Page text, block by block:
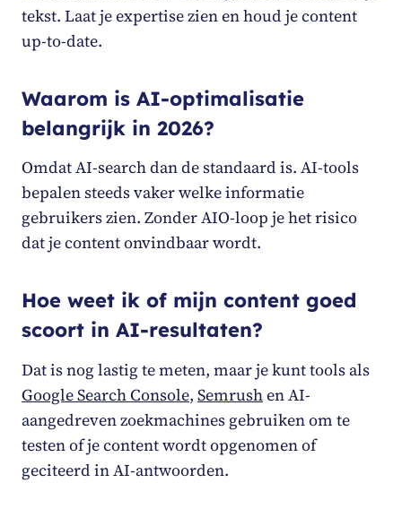
tekst. Laat je expertise zien en houd je content
up-to-date.
Waarom is AI-optimalisatie
belangrijk in 2026?
Omdat AI-search dan de standaard is. AI-tools
bepalen steeds vaker welke informatie
gebruikers zien. Zonder AIO-loop je het risico
dat je content onvindbaar wordt.
Hoe weet ik of mijn content goed
scoort in AI-resultaten?
Dat is nog lastig te meten, maar je kunt tools als
Google Search Console, Semrushen AI-
aangedreven zoekmachines gebruiken om te
testen of je content wordt opgenomen of
geciteerd in AI-antwoorden.